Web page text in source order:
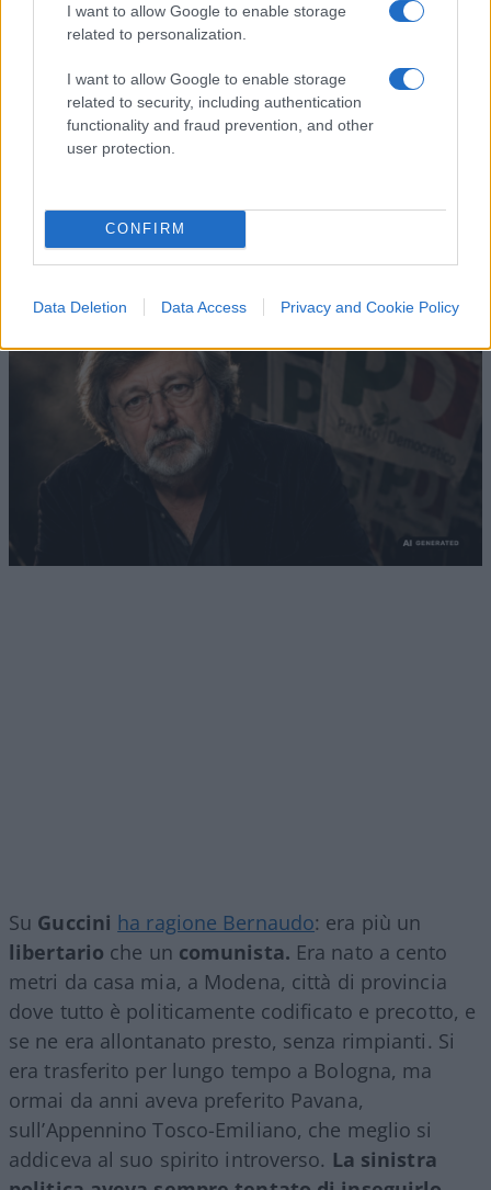
I want to allow Google to enable storage
related to personalization.
I want to allow Google to enable storage
related to security, including authentication
functionality and fraud prevention, and other
user protection.
CONFIRM
Data Deletion Data Access Privacy and Cookie Policy
Caro Porro, la sinistra lo
voleva. Ma Guccini era un
battitore libero
diLa Posta
8 Agosto 2026, 18:00
1.3k
Su Guccini ha ragione Bernaudo: era più un
libertario che un comunista. Era nato a cento
metri da casa mia, a Modena, città di provincia
dove tutto è politicamente codificato e precotto, e
se ne era allontanato presto, senza rimpianti. Si
era trasferito per lungo tempo a Bologna, ma
ormai da anni aveva preferito Pavana,
sull’Appennino Tosco-Emiliano, che meglio si
addiceva al suo spirito introverso. La sinistra